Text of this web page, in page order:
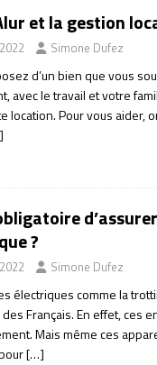
et la gestion
Simone Dufez
d’un bien que vous
avec le travail et votre
location. Pour vous aider,
?
Simone Dufez
électriques comme la
Français. En effet, ces
Mais même ces
[…]